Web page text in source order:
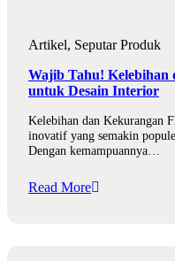
Artikel, Seputar Produk
Wajib Tahu! Kelebihan
untuk Desain Interior
Kelebihan dan Kekurangan
inovatif yang semakin
Dengan kemampuannya…
Read More